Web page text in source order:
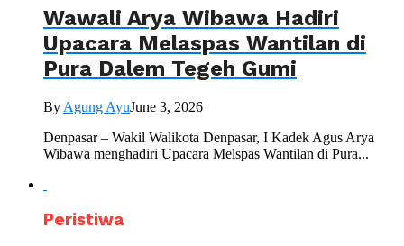
Wawali Arya Wibawa Hadiri
Upacara Melaspas Wantilan di
Pura Dalem Tegeh Gumi
By Agung AyuJune 3, 2026
Denpasar – Wakil Walikota Denpasar, I Kadek Agus Arya
Wibawa menghadiri Upacara Melspas Wantilan di Pura...
Peristiwa